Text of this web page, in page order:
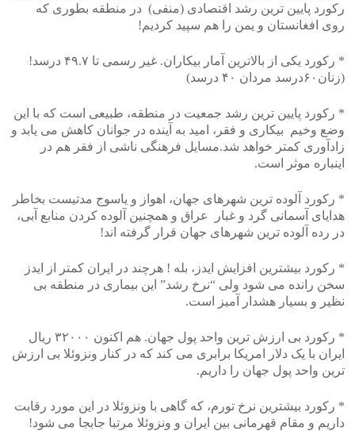
رکورد پایین ترین رشد اقتصادی (منفی) در منطقه بطوری که
روی افغانستان و یمن را هم سپید کردیم!
* رکورد یکی از بالاترین آمار بیکاران. غیر رسمی تا ۴۹.۷ درسد!
(زنان۶۰درسد مردان ۴۰ درسد)
* رکورد پایین ترین رشد جمعیت در منطقه، طبیعی است که با این
وضع وخیم بیکاری و فقر، امید به آینده در جوانان کاهش می یابد و
زادآوری کمتر خواهد شد.مسایل فرهنگی ناشی از فقر هم در
اینباره موثر است.
* رکورد آلوده ترین شهرهای جهان، اهواز و یاسوج مدتیست بخاطر
هدایای آسمانی گرد و غبار عراق و همچنین آلوده کردن منابع آبی،
در رده آلوده ترین شهرهای جهان قرار گرفته اند!
* رکورد بیشترین افزایش ایدز، بله ! هرچند در ایران کمتر از ایدز
سخن رانده می شود ولی “نرخ رشد” این بیماری در منطقه بی
نظیر و بسیار هشدار آمیز است.
* رکورد بی ارزش ترین واحد پول جهان. هم اکنون ۳۲۰۰۰ ریال
ایران با یک دلار امریکا برابری می کند که در کنار ونزوئلا بی ارزش
ترین واحد پول جهان را داریم.
* رکورد بیشترین نرخ تورم، که گاهی با ونزوئلا در این مورد رقابت
داریم و مقام قهرمانی بین ایران و ونزوئلا مرتبا جابجا می شود!